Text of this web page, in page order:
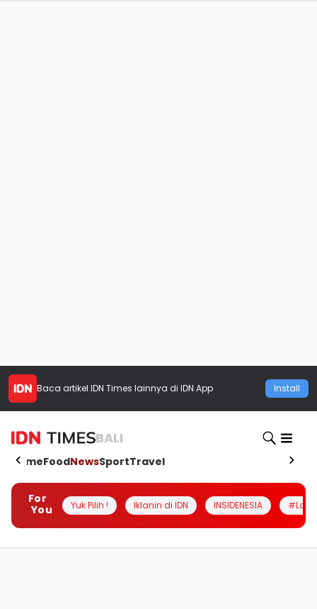
Baca artikel IDN Times lainnya di IDN App Install
BALI
HomeFoodNewsSportTravel
For
You
Yuk Pilih ! Iklanin di IDN INSIDENESIA